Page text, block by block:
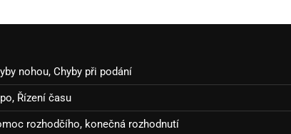
nohou, Chyby při podání
Řízení času
rozhodčího, konečná rozhodnutí